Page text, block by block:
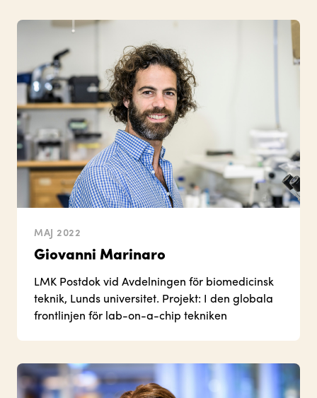
MAJ 2022
Giovanni Marinaro
LMK Postdok vid Avdelningen för biomedicinsk
teknik, Lunds universitet. Projekt: I den globala
frontlinjen för lab-on-a-chip tekniken